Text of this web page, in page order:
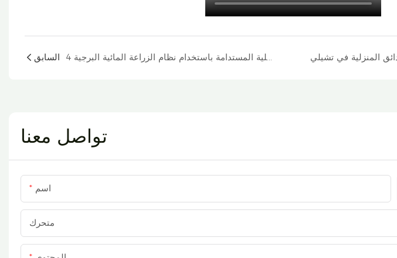
السابق الزراعة الداخلية المستدامة باستخدام نظام الزراعة المائية البرجية 4P6 في سلوفينيا
تواصل معنا
اسم
متحرك